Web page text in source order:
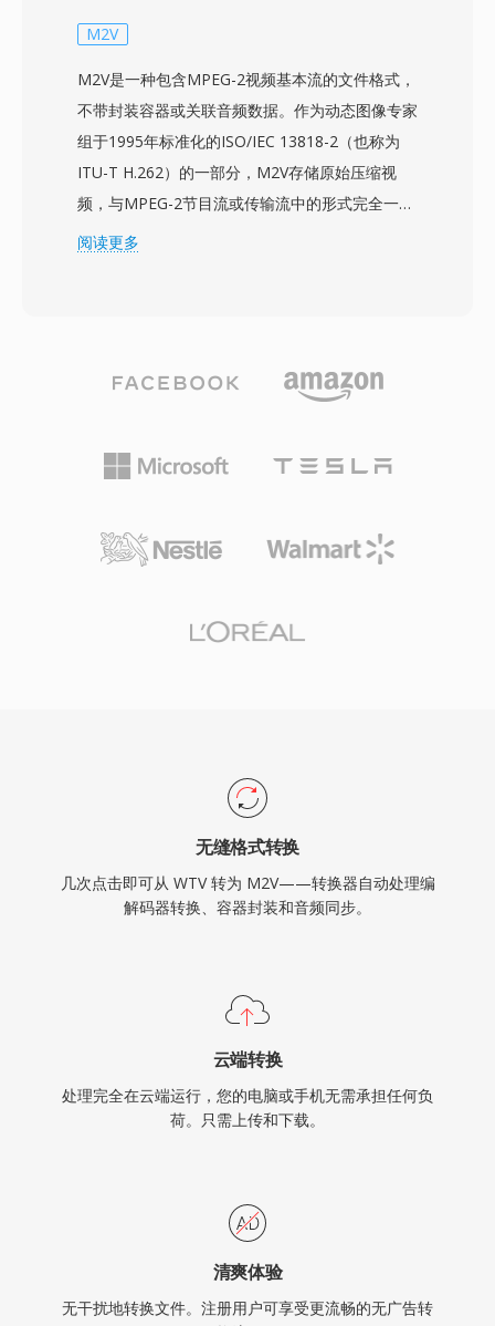
框架保留了来自电子节目指南（EPG）的详细节目
播日期，便于组织和浏览录制内容。该格式支持来
自数字有线、地面ATSC和ClearQAM调谐源的标
清和高清录制。WTV文件可通过Windows Media
Center原生访问，并可使用Windows内置工具转
换为更简单的DVR-MS格式。虽然Windows
Media Center在Windows 7之后已停止更新
M2V
M2V是一种包含MPEG-2视频基本流的文件格式，
不带封装容器或关联音频数据。作为动态图像专家
组于1995年标准化的ISO/IEC 13818-2（也称为
ITU-T H.262）的一部分，M2V存储原始压缩视
频，与MPEG-2节目流或传输流中的形式完全一
致，但去除了所有复用开销。这使M2V文件主要
的比特率通常在2至15 Mbps之间，专业应用中可
率和随机访问能力之间提供了有效平衡。由于
M2V仅包含视频而无音频或同步信息，完整播放
期望输入M2V配合AC3或LPCM音频文件，使该格
阅读更多
无缝格式转换
几次点击即可从 WTV 转为 M2V——转换器自动处理编
解码器转换、容器封装和音频同步。
云端转换
处理完全在云端运行，您的电脑或手机无需承担任何负
荷。只需上传和下载。
清爽体验
无干扰地转换文件。注册用户可享受更流畅的无广告转